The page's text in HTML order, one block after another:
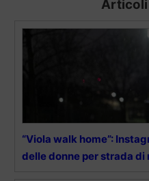
“Viola walk home”:
delle donne per strada di